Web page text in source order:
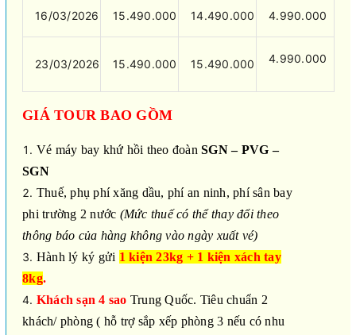
16/03/2026 15.490.000 14.490.000 4.990.000
23/03/2026 15.490.000 15.490.000 4.990.000
GIÁ TOUR BAO GỒM
Vé máy bay khứ hồi theo đoàn SGN – PVG –
SGN
Thuế, phụ phí xăng dầu, phí an ninh, phí sân bay
phi trường 2 nước (Mức thuế có thể thay đổi theo
thông báo của hàng không vào ngày xuất vé)
Hành lý ký gửi 1 kiện 23kg + 1 kiện xách tay
8kg.
Khách sạn 4 sao Trung Quốc. Tiêu chuẩn 2
khách/ phòng ( hỗ trợ sắp xếp phòng 3 nếu có nhu